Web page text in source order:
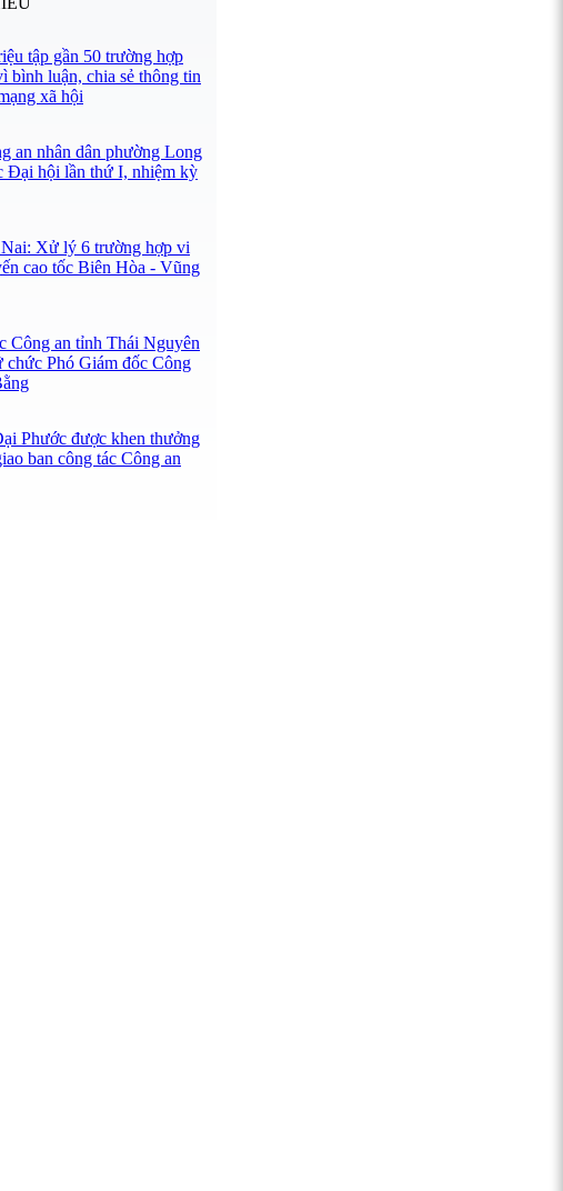
tập gần 50 trường hợp
bình luận, chia sẻ thông tin
xã hội
an nhân dân phường Long
Đại hội lần thứ I, nhiệm kỳ
Xử lý 6 trường hợp vi
cao tốc Biên Hòa - Vũng
Công an tỉnh Thái Nguyên
chức Phó Giám đốc Công
Phước được khen thưởng
ban công tác Công an